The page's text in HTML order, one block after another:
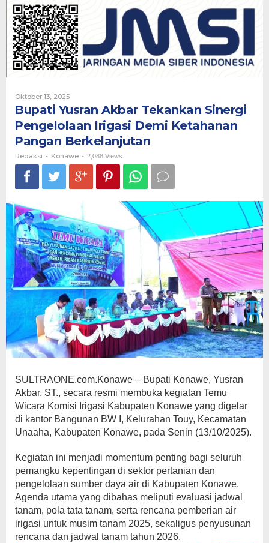
Sinergi
Pengelolaan
Irigasi
Demi
Ketahanan
Oktober 13, 2025Oleh
Bupati Yusran Akbar Tekankan Sinergi
Pengelolaan Irigasi Demi Ketahanan
Pangan Berkelanjutan
Redaksi - Konawe - 2,088 Views
SULTRAONE.com.Konawe – Bupati Konawe, Yusran
Akbar, ST., secara resmi membuka kegiatan Temu
Wicara Komisi Irigasi Kabupaten Konawe yang digelar
di kantor Bangunan BW I, Kelurahan Touy, Kecamatan
Unaaha, Kabupaten Konawe, pada Senin (13/10/2025).
Kegiatan ini menjadi momentum penting bagi seluruh
pemangku kepentingan di sektor pertanian dan
pengelolaan sumber daya air di Kabupaten Konawe.
Agenda utama yang dibahas meliputi evaluasi jadwal
tanam, pola tata tanam, serta rencana pemberian air
irigasi untuk musim tanam 2025, sekaligus penyusunan
rencana dan jadwal tanam tahun 2026.